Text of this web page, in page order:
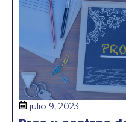
julio 9, 2023